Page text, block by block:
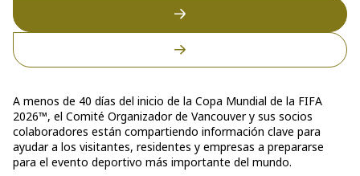
A menos de 40 días del inicio de la Copa Mundial de la FIFA
2026™, el Comité Organizador de Vancouver y sus socios
colaboradores están compartiendo información clave para
ayudar a los visitantes, residentes y empresas a prepararse
para el evento deportivo más importante del mundo.